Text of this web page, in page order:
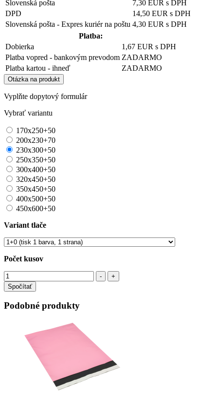
Slovenská pošta
7,30 EUR s DPH
DPD
14,50 EUR s DPH
Slovenská pošta - Expres kuriér na poštu 4,30 EUR s DPH
Platba:
Dobierka
1,67 EUR s DPH
Platba vopred - bankovým prevodom ZADARMO
Platba kartou - ihneď
ZADARMO
Otázka na produkt
Vyplňte dopytový formulár
Vybrať variantu
170x250+50
200x230+70
230x300+50
250x350+50
300x400+50
320x450+50
350x450+50
400x500+50
450x600+50
Variant tlače
Počet kusov
Spočítať
Podobné produkty